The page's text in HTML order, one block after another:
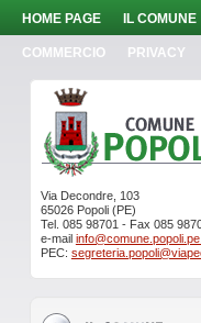
HOME PAGE IL COMUNE
COMMERCIO PRIVACY
Via Decondre, 103
65026 Popoli (PE)
Tel. 085 98701 - Fax 085
e-mail
PEC: